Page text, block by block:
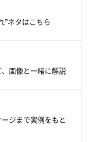
いうより、飼い主さ
イタズラをしてから
”ネタはこちら
画像と一緒に解説
ジまで実例をもと